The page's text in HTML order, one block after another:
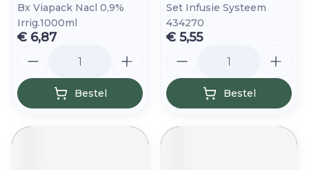
Bx Viapack Nacl 0,9%
Irrig.1000ml
€ 6,87
Bestel
Set Infusie Systeem
434270
€ 5,55
Bestel